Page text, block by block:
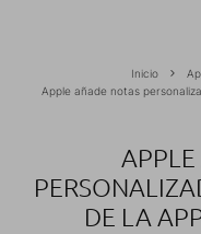
Inicio
Apple añade notas
DE LA